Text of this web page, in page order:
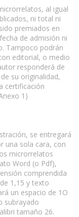
al igual
ni total ni
premiados en
de admisión ni
Tampoco podrán
editorial, o medio
responderá de
su originalidad,
certificación
1)
se entregará
una sola cara, con
microrrelatos
Word (o Pdf),
comprendida
1,15 y texto
un espacio de 1O
subrayado
tamaño 26.